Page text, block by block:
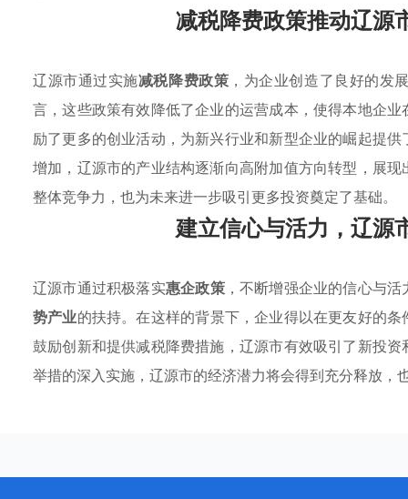
减税降费政策推动辽源
辽源市通过实施减税降费政策 ，为企业创造了良好的发
言，这些政策有效降低了企业的运营成本，使得本地企
励了更多的创业活动，为新兴行业和新型企业的崛起提
增加，辽源市的产业结构逐渐向高附加值方向转型，展
整体竞争力，也为未来进一步吸引更多投资奠定了基础。
建立信心与活力，辽源
辽源市通过积极落实惠企政策，不断增强企业的信心与
势产业的扶持。在这样的背景下，企业得以在更友好的
鼓励创新和提供减税降费措施，辽源市有效吸引了新投
举措的深入实施，辽源市的经济潜力将会得到充分释放，